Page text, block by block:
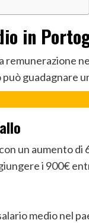
in
guadagnare
un aumento
i 900€
medio nel